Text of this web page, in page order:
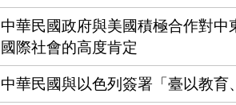
中華民國政府與美國積極合作對
國際社會的高度肯定
中華民國與以色列簽署「臺以教育